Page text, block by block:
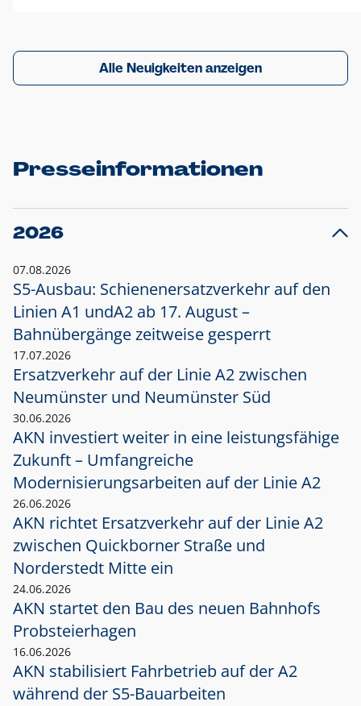
Alle Neuigkeiten anzeigen
Presseinformationen
2026
07.08.2026
S5-Ausbau: Schienenersatzverkehr auf den
Linien A1 undA2 ab 17. August –
Bahnübergänge zeitweise gesperrt
17.07.2026
Ersatzverkehr auf der Linie A2 zwischen
Neumünster und Neumünster Süd
30.06.2026
AKN investiert weiter in eine leistungsfähige
Zukunft – Umfangreiche
Modernisierungsarbeiten auf der Linie A2
26.06.2026
AKN richtet Ersatzverkehr auf der Linie A2
zwischen Quickborner Straße und
Norderstedt Mitte ein
24.06.2026
AKN startet den Bau des neuen Bahnhofs
Probsteierhagen
16.06.2026
AKN stabilisiert Fahrbetrieb auf der A2
während der S5-Bauarbeiten